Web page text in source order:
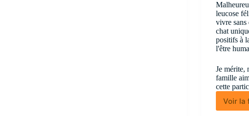
leucose
vivre sans
chat
positifs à
l'être
Je mérite,
famille
cette
Voir la